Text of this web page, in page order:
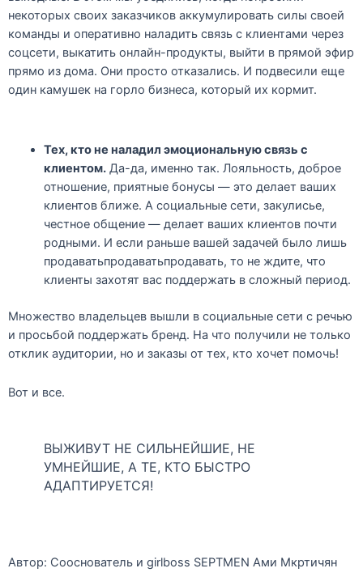
некоторых своих заказчиков аккумулировать силы своей
команды и оперативно наладить связь с клиентами через
соцсети, выкатить онлайн-продукты, выйти в прямой эфир
прямо из дома. Они просто отказались. И подвесили еще
один камушек на горло бизнеса, который их кормит.
Тех, кто не наладил эмоциональную связь с
клиентом.Да-да, именно так. Лояльность, доброе
отношение, приятные бонусы — это делает ваших
клиентов ближе. А социальные сети, закулисье,
честное общение — делает ваших клиентов почти
родными. И если раньше вашей задачей было лишь
продаватьпродаватьпродавать, то не ждите, что
клиенты захотят вас поддержать в сложный период.
Множество владельцев вышли в социальные сети с речью
и просьбой поддержать бренд. На что получили не только
отклик аудитории, но и заказы от тех, кто хочет помочь!
Вот и все.
ВЫЖИВУТ НЕ СИЛЬНЕЙШИЕ, НЕ
УМНЕЙШИЕ, А ТЕ, КТО БЫСТРО
АДАПТИРУЕТСЯ!
Автор: Сооснователь и girlboss SEPTMEN Ами Мкртичян